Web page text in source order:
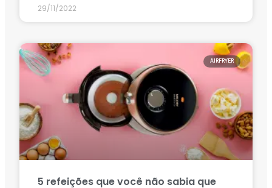
29/11/2022
AIRFRYER
5 refeições que você não sabia que